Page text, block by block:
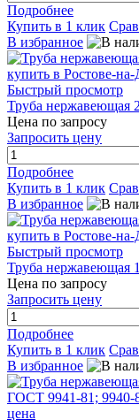
Подробнее
Купить в 1 клик
В избранное
Быстрый просмотр
Труба нержавеющая
Цена по запросу
Запросить цену
Подробнее
Купить в 1 клик
В избранное
Быстрый просмотр
Труба нержавеющая
Цена по запросу
Запросить цену
Подробнее
Купить в 1 клик
В избранное